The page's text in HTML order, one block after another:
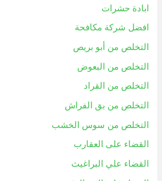
ابادة حشرات
افضل شركة مكافحة
التخلص من أبو بريص
التخلص من البعوض
التخلص من القراد
التخلص من بق الفراش
التخلص من سوس الخشب
القضاء على العقارب
القضاء علي البراغيث